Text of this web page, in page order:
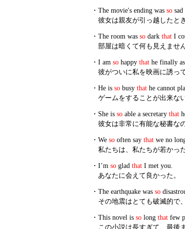
・ The movie's ending was so sad
彼女は親友が引っ越したと
・ The room was so dark that I
部屋は暗くて何も見えませ
・ I am so happy that he finally
彼がついに私を映画に誘っ
・ He is so busy that he cannot
ゲームをすることが出来な
・ She is so able a secretary that
彼女は非常に有能な秘書な
・ We so often say that we no
私たちは、私たちが若かっ
・ I’m so glad that I met you.
あなたに会えて良かった。
・ The earthquake was so
その地震はとても破滅的で
・ This novel is so long that few
この小説は長すぎて、最後